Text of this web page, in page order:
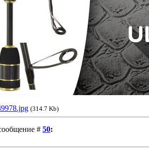
(314.7 Kb)
# 50: